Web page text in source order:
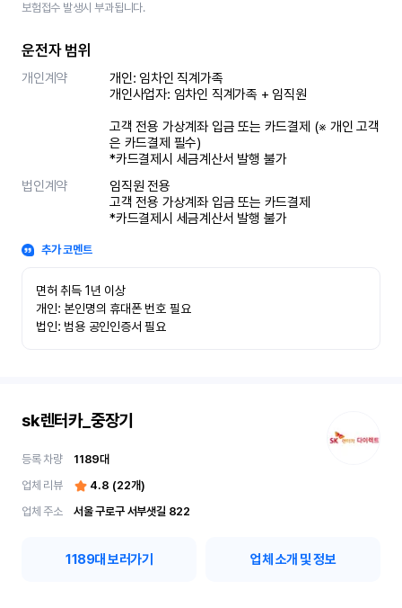
보험접수 발생시 부과됩니다.
운전자 범위
개인계약
개인: 임차인 직계가족
개인사업자: 임차인 직계가족 + 임직원
고객 전용 가상계좌 입금 또는 카드결제 (※ 개인 고객
은 카드결제 필수)
*카드결제시 세금계산서 발행 불가
법인계약
임직원 전용
고객 전용 가상계좌 입금 또는 카드결제
*카드결제시 세금계산서 발행 불가
추가 코멘트
면허 취득 1년 이상
개인: 본인명의 휴대폰 번호 필요
법인: 범용 공인인증서 필요
sk렌터카_중장기
등록 차량 1189대
업체 리뷰
4.8 (22개)
업체 주소
서울 구로구 서부샛길 822
1189대 보러가기 업체 소개 및 정보